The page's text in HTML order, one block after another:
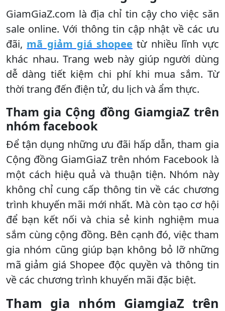
GiamGiaZ.com là địa chỉ tin cậy cho việc săn
sale online. Với thông tin cập nhật về các ưu
đãi, mã giảm giá shopee từ nhiều lĩnh vực
khác nhau. Trang web này giúp người dùng
dễ dàng tiết kiệm chi phí khi mua sắm. Từ
thời trang đến điện tử, du lịch và ẩm thực.
Tham gia Cộng đồng GiamgiaZ trên
nhóm facebook
Để tận dụng những ưu đãi hấp dẫn, tham gia
Cộng đồng GiamGiaZ trên nhóm Facebook là
một cách hiệu quả và thuận tiện. Nhóm này
không chỉ cung cấp thông tin về các chương
trình khuyến mãi mới nhất. Mà còn tạo cơ hội
để bạn kết nối và chia sẻ kinh nghiệm mua
sắm cùng cộng đồng. Bên cạnh đó, việc tham
gia nhóm cũng giúp bạn không bỏ lỡ những
mã giảm giá Shopee độc quyền và thông tin
về các chương trình khuyến mãi đặc biệt.
Tham gia nhóm GiamgiaZ trên